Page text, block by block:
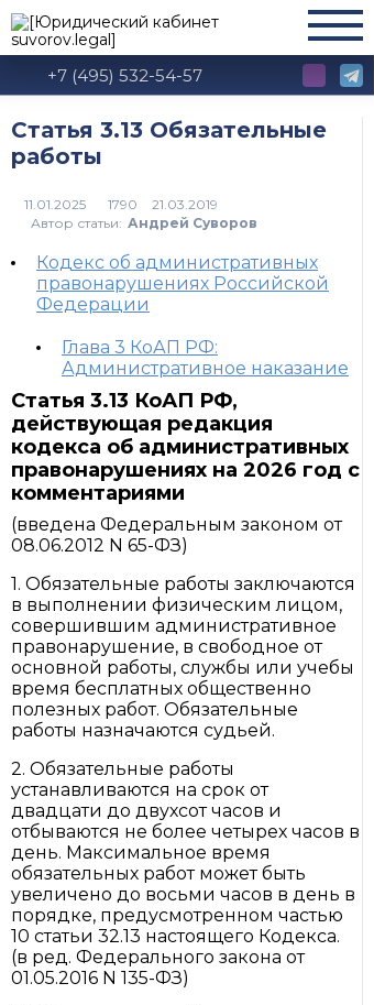
+7 (495) 532-54-57
Статья 3.13 Обязательные
работы
1790
Автор статьи: Андрей Суворов
Кодекс об административных
правонарушениях Российской
Федерации
Глава 3 КоАП РФ:
Административное наказание
Статья 3.13 КоАП РФ,
действующая редакция
кодекса об административных
правонарушениях на 2026 год с
комментариями
(введена Федеральным законом от
08.06.2012 N 65-ФЗ)
1. Обязательные работы заключаются
в выполнении физическим лицом,
совершившим административное
правонарушение, в свободное от
основной работы, службы или учебы
время бесплатных общественно
полезных работ. Обязательные
работы назначаются судьей.
2. Обязательные работы
устанавливаются на срок от
двадцати до двухсот часов и
отбываются не более четырех часов в
день. Максимальное время
обязательных работ может быть
увеличено до восьми часов в день в
порядке, предусмотренном частью
10 статьи 32.13 настоящего Кодекса.
(в ред. Федерального закона от
01.05.2016 N 135-ФЗ)